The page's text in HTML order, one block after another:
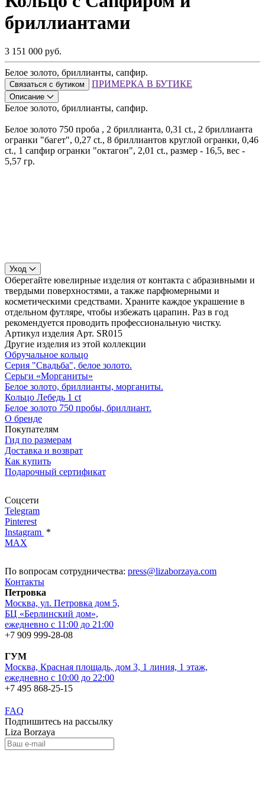
бриллиантами
3 151 000 руб.
Белое золото, бриллианты, сапфир.
Связаться с бутиком ПРИМЕРКА В БУТИКЕ
Описание
Белое золото, бриллианты, сапфир.
Белое золото 750 проба , 2 бриллианта, 0,31 ct., 2 бриллианта
огранки "багет", 0,27 ct., 8 бриллиантов круглой огранки, 0,46
ct., 1 cапфир огранки "октагон", 2,01 ct., размер - 16,5, вес -
5,57 гр.
Уход
Оберегайте ювелирные изделия от контакта с абразивными и
твердыми поверхностями, а также парфюмерными и
косметическими средствами. Храните каждое украшение в
отдельном футляре, чтобы избежать царапин. Раз в год
рекомендуется проводить профессиональную чистку.
Артикул изделия Арт. SR015
Другие изделия из этой коллекции
Обручальное кольцо
Серия "Свадьба", белое золото.
Серьги «Морганиты»
Белое золото, бриллианты, морганиты.
Кольцо Лебедь 1 ct
Белое золото 750 пробы, бриллиант.
О бренде
Покупателям
Гид по размерам
Доставка и возврат
Как купить
Подарочный сертификат
Соцсети
Telegram
Pinterest
Instagram *
MAX
По вопросам сотрудничества: press@lizaborzaya.com
Контакты
Петровка
Москва, ул. Петровка дом 5,
БЦ «Берлинский дом»,
ежедневно с 11:00 до 21:00
+7 909 999-28-08
ГУМ
Москва, Красная площадь, дом 3, 1 линия, 1 этаж,
ежедневно с 10:00 до 22:00
+7 495 868-25-15
FAQ
Подпишитесь на рассылку
Liza Borzaya